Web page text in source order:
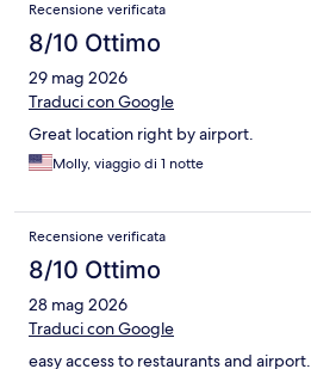
Recensione verificata
8/10 Ottimo
29 mag 2026
Traduci con Google
Great location right by airport.
Molly, viaggio di 1 notte
Recensione verificata
8/10 Ottimo
28 mag 2026
Traduci con Google
easy access to restaurants and airport.